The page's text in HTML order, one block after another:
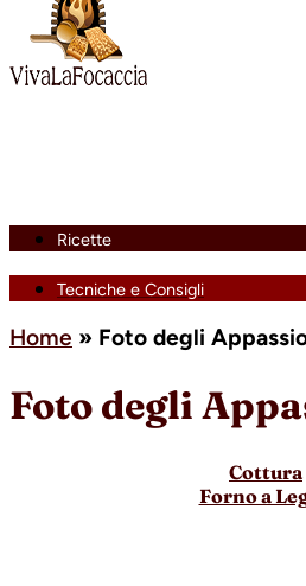
Ricette
Tecniche e Consigli
Home » Foto degli
Foto degli
Cottura
Forno a